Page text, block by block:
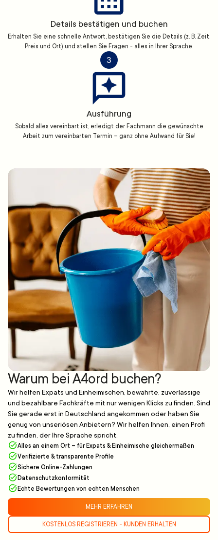
Details bestätigen und buchen
Erhalten Sie eine schnelle Antwort, bestätigen Sie die Details (z. B. Zeit,
Preis und Ort) und stellen Sie Fragen - alles in Ihrer Sprache.
3
Ausführung
Sobald alles vereinbart ist, erledigt der Fachmann die gewünschte
Arbeit zum vereinbarten Termin – ganz ohne Aufwand für Sie!
Warum bei A4ord buchen?
Wir helfen Expats und Einheimischen, bewährte, zuverlässige
und bezahlbare Fachkräfte mit nur wenigen Klicks zu finden. Sind
Sie gerade erst in Deutschland angekommen oder haben Sie
genug von unseriösen Anbietern? Wir helfen Ihnen, einen Profi
zu finden, der Ihre Sprache spricht.
Alles an einem Ort – für Expats & Einheimische gleichermaßen
Verifizierte & transparente Profile
Sichere Online-Zahlungen
Datenschutzkonformität
Echte Bewertungen von echten Menschen
MEHR ERFAHREN
KOSTENLOS REGISTRIEREN - KUNDEN ERHALTEN